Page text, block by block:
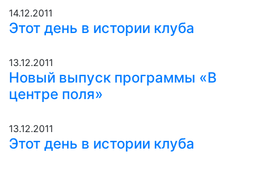
14.12.2011
Этот день в истории клуба
13.12.2011
Новый выпуск программы «В
центре поля»
13.12.2011
Этот день в истории клуба